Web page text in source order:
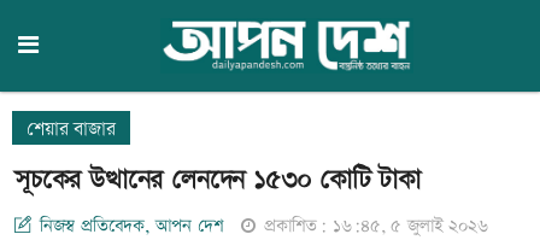
শেয়ার বাজার
সূচকের উত্থানের লেনদেন ১৫৩০ কোটি টাকা
নিজস্ব প্রতিবেদক, আপন দেশ প্রকাশিত: ১৬:৪৫, ৫ জুলাই ২০২৬